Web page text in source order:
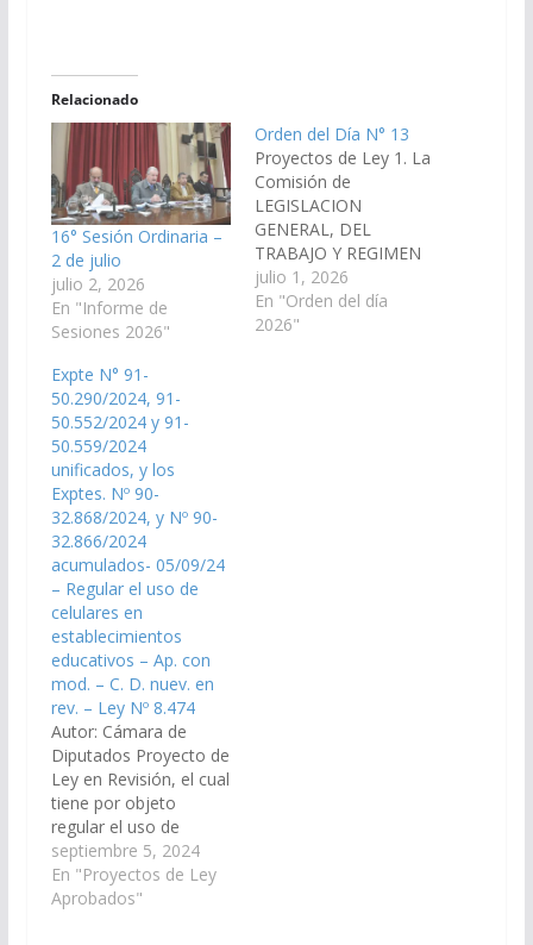
Relacionado
16° Sesión Ordinaria –
2 de julio
julio 2, 2026
En "Informe de
Sesiones 2026"
Orden del Día N° 13
Proyectos de Ley 1. La
Comisión de
LEGISLACION
GENERAL, DEL
TRABAJO Y REGIMEN
PREVISIONAL, ha
considerado ha
considerado el
julio 1, 2026
En "Orden del día
2026"
Expte N° 91-
50.290/2024, 91-
50.552/2024 y 91-
50.559/2024
unificados, y los
Exptes. Nº 90-
32.868/2024, y Nº 90-
32.866/2024
acumulados- 05/09/24
– Regular el uso de
celulares en
establecimientos
educativos – Ap. con
mod. – C. D. nuev. en
rev. – Ley Nº 8.474
Autor: Cámara de
Diputados Proyecto de
Ley en Revisión, el cual
tiene por objeto
regular el uso de
celulares en
establecimientos
educativos de la
septiembre 5, 2024
En "Proyectos de Ley
Aprobados"